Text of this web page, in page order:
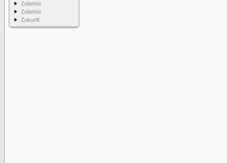
Zubehör
Zubehör
Zukunft